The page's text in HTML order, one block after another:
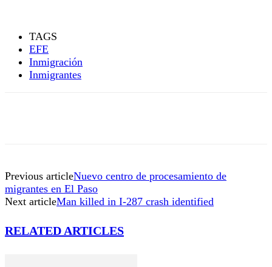
TAGS
EFE
Inmigración
Inmigrantes
Previous articleNuevo centro de procesamiento de
migrantes en El Paso
Next articleMan killed in I-287 crash identified
RELATED ARTICLES